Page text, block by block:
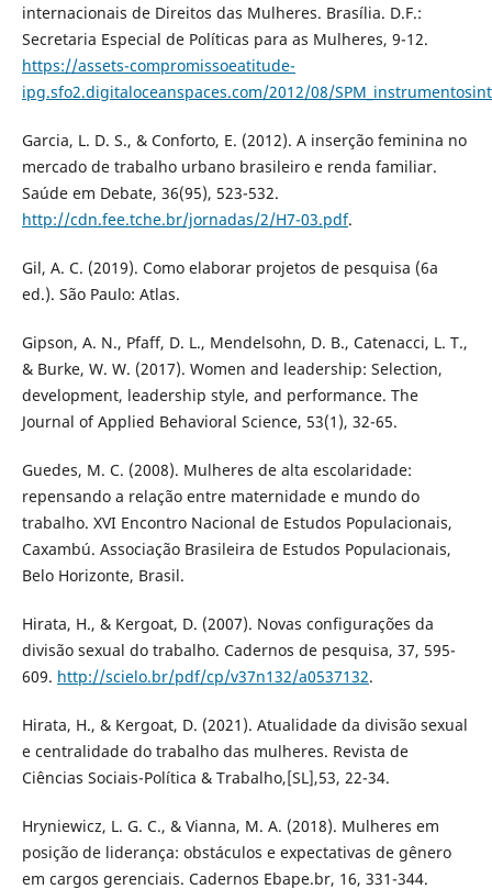
internacionais de Direitos das Mulheres. Brasília. D.F.:
Secretaria Especial de Políticas para as Mulheres, 9-12.
https://assets-compromissoeatitude-
ipg.sfo2.digitaloceanspaces.com/2012/08/
Garcia, L. D. S., & Conforto, E. (2012). A inserção feminina no
mercado de trabalho urbano brasileiro e renda familiar.
Saúde em Debate, 36(95), 523-532.
http://cdn.fee.tche.br/jornadas/2/H7-03.pdf.
Gil, A. C. (2019). Como elaborar projetos de pesquisa (6a
ed.). São Paulo: Atlas.
Gipson, A. N., Pfaff, D. L., Mendelsohn, D. B., Catenacci, L. T.,
& Burke, W. W. (2017). Women and leadership: Selection,
development, leadership style, and performance. The
Journal of Applied Behavioral Science, 53(1), 32-65.
Guedes, M. C. (2008). Mulheres de alta escolaridade:
repensando a relação entre maternidade e mundo do
trabalho. XVI Encontro Nacional de Estudos Populacionais,
Caxambú. Associação Brasileira de Estudos Populacionais,
Belo Horizonte, Brasil.
Hirata, H., & Kergoat, D. (2007). Novas configurações da
divisão sexual do trabalho. Cadernos de pesquisa, 37, 595-
609. http://scielo.br/pdf/cp/v37n132/a0537132.
Hirata, H., & Kergoat, D. (2021). Atualidade da divisão sexual
e centralidade do trabalho das mulheres. Revista de
Ciências Sociais-Política & Trabalho,[SL],53, 22-34.
Hryniewicz, L. G. C., & Vianna, M. A. (2018). Mulheres em
posição de liderança: obstáculos e expectativas de gênero
em cargos gerenciais. Cadernos Ebape.br, 16, 331-344.